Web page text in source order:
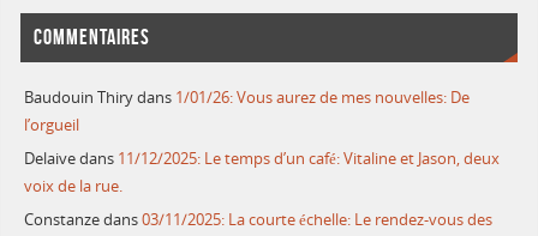
COMMENTAIRES
Baudouin Thirydans 1/01/26: Vous aurez de mes nouvelles: De
l’orgueil
Delaivedans 11/12/2025: Le temps d’un café: Vitaline et Jason, deux
voix de la rue.
Constanzedans03/11/2025: La courte échelle: Le rendez-vous des